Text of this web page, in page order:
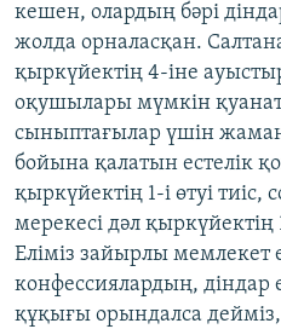
кешен, олардың бәрі
жолда орналасқан.
қыркүйектің 4-іне
оқушылары мүмкін
сыныптағылар үшін
бойына қалатын естелік
қыркүйектің 1-і өтуі
мерекесі дәл
Еліміз зайырлы мемлекет
конфессиялардың,
құқығы орындалса